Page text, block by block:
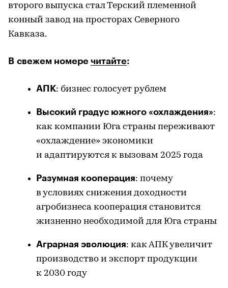
второго выпуска стал Терский племенной
конный завод на просторах Северного
Кавказа.
В свежем номере читайте:
АПК: бизнес голосует рублем
Высокий градус южного «охлаждения»:
как компании Юга страны переживают
«охлаждение» экономики
и адаптируются к вызовам 2025 года
Разумная кооперация: почему
в условиях снижения доходности
агробизнеса кооперация становится
жизненно необходимой для Юга страны
Аграрная эволюция: как АПК увеличит
производство и экспорт продукции
к 2030 году